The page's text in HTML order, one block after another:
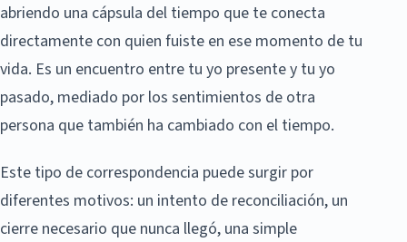
abriendo una cápsula del tiempo que te conecta
directamente con quien fuiste en ese momento de tu
vida. Es un encuentro entre tu yo presente y tu yo
pasado, mediado por los sentimientos de otra
persona que también ha cambiado con el tiempo.
Este tipo de correspondencia puede surgir por
diferentes motivos: un intento de reconciliación, un
cierre necesario que nunca llegó, una simple